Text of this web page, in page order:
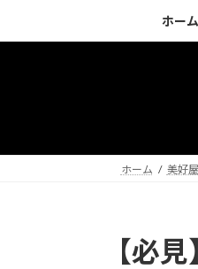
キ
に
ホーム
ホーム 美好
【必